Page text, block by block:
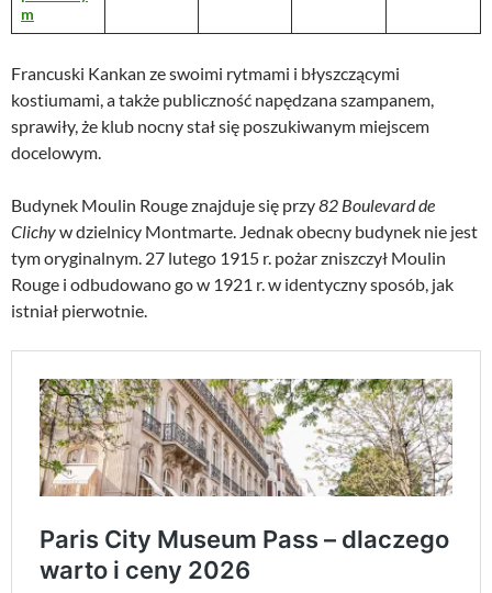
m
Francuski Kankan ze swoimi rytmami i błyszczącymi
kostiumami, a także publiczność napędzana szampanem,
sprawiły, że klub nocny stał się poszukiwanym miejscem
docelowym.
Budynek Moulin Rouge znajduje się przy82 Boulevard de
Clichyw dzielnicy Montmarte. Jednak obecny budynek nie jest
tym oryginalnym. 27 lutego 1915 r. pożar zniszczył Moulin
Rouge i odbudowano go w 1921 r. w identyczny sposób, jak
istniał pierwotnie.